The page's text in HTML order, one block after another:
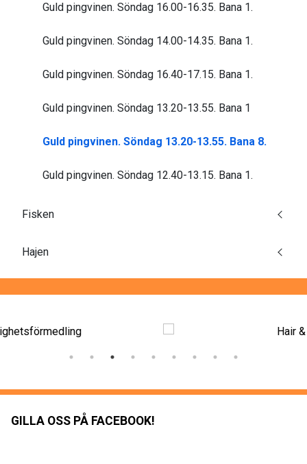
Guld pingvinen. Söndag 16.00-16.35. Bana 1.
Guld pingvinen. Söndag 14.00-14.35. Bana 1.
Guld pingvinen. Söndag 16.40-17.15. Bana 1.
Guld pingvinen. Söndag 13.20-13.55. Bana 1
Guld pingvinen. Söndag 13.20-13.55. Bana 8.
Guld pingvinen. Söndag 12.40-13.15. Bana 1.
Fisken
Hajen
GILLA OSS PÅ FACEBOOK!